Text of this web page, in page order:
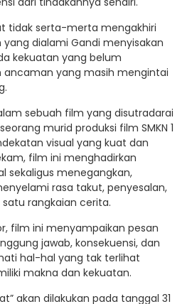
tidak serta-merta mengakhiri
yang dialami Gandi menyisakan
kekuatan yang belum
ancaman yang masih mengintai
sebuah film yang disutradarai
murid produksi film SMKN 1
visual yang kuat dan
film ini menghadirkan
sekaligus menegangkan,
rasa takut, penyesalan,
rangkaian cerita.
film ini menyampaikan pesan
jawab, konsekuensi, dan
hal-hal yang tak terlihat
makna dan kekuatan.
akan dilakukan pada tanggal 31